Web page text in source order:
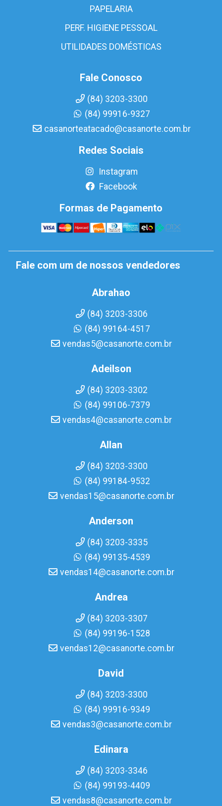
PAPELARIA
PERF. HIGIENE PESSOAL
UTILIDADES DOMÉSTICAS
Fale Conosco
(84) 3203-3300
(84) 99916-9327
casanorteatacado@casanorte.com.br
Redes Sociais
Instagram
Facebook
Formas de Pagamento
Fale com um de nossos vendedores
Abrahao
(84) 3203-3306
(84) 99164-4517
vendas5@casanorte.com.br
Adeilson
(84) 3203-3302
(84) 99106-7379
vendas4@casanorte.com.br
Allan
(84) 3203-3300
(84) 99184-9532
vendas15@casanorte.com.br
Anderson
(84) 3203-3335
(84) 99135-4539
vendas14@casanorte.com.br
Andrea
(84) 3203-3307
(84) 99196-1528
vendas12@casanorte.com.br
David
(84) 3203-3300
(84) 99916-9349
vendas3@casanorte.com.br
Edinara
(84) 3203-3346
(84) 99193-4409
vendas8@casanorte.com.br